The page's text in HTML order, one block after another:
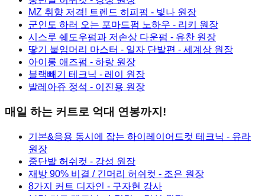
MZ 취향 저격! 트렌드 히피펌 - 빛나 원장
군인도 하러 오는 포마드펌 노하우 - 리키 원장
시스루 쉐도우펌과 저손상 다운펌 - 유찬 원장
땋기 붙임머리 마스터 - 일자 단발편 - 세계상 원장
아이롱 애즈펌 - 하랑 원장
블랙빼기 테크닉 - 레이 원장
발레아쥬 정석 - 이진용 원장
매일 하는 커트로 억대 연봉까지!
기본&응용 동시에 잡는 하이레이어드컷 테크닉 - 유라
원장
중단발 허쉬컷 - 강성 원장
재방 90% 비결 / 긴머리 허쉬컷 - 조은 원장
8가지 커트 디자인 - 구자현 강사